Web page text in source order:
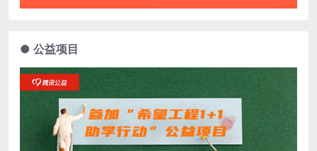
● 公益项目